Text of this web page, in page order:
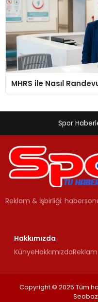
MHRS ile Nasıl
Spor
Reklam & İşbirliği:
Hakkımızda
KünyeHakkımızdaReklam
Copyright © 2025 Tüm